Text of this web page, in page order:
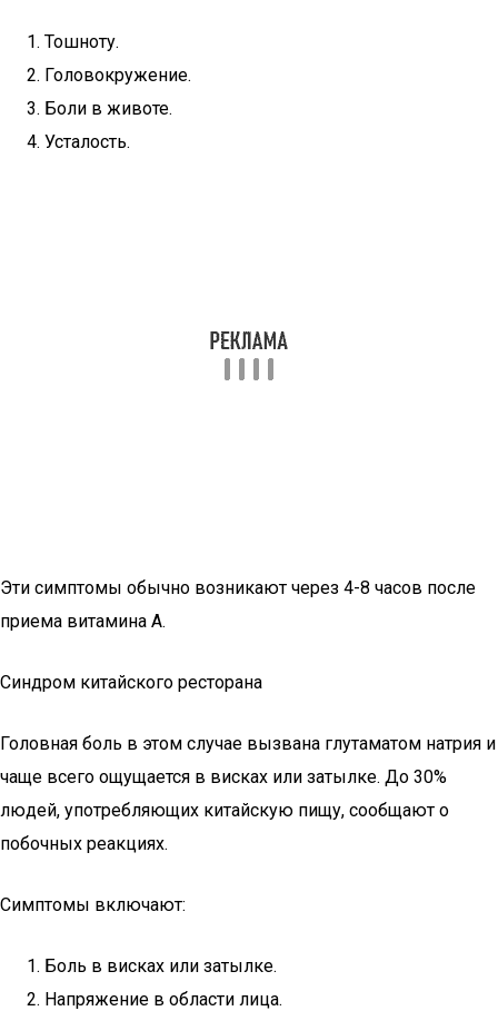
Тошноту.
Головокружение.
Боли в животе.
Усталость.
Эти симптомы обычно возникают через 4-8 часов после
приема витамина A.
Синдром китайского ресторана
Головная боль в этом случае вызвана глутаматом натрия и
чаще всего ощущается в висках или затылке. До 30%
людей, употребляющих китайскую пищу, сообщают о
побочных реакциях.
Симптомы включают:
Боль в висках или затылке.
Напряжение в области лица.